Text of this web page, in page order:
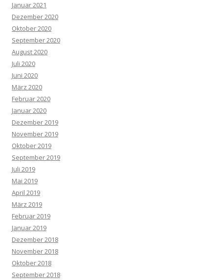
Januar 2021
Dezember 2020
Oktober 2020
September 2020
August 2020
Juli 2020
Juni 2020
März 2020
Februar 2020
Januar 2020
Dezember 2019
November 2019
Oktober 2019
September 2019
Juli 2019
Mai 2019
April 2019
März 2019
Februar 2019
Januar 2019
Dezember 2018
November 2018
Oktober 2018
September 2018